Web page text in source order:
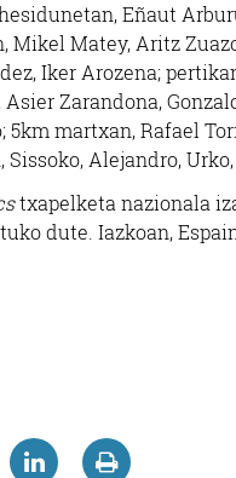
Eñaut
Mikel Matey, Aritz
Iker Arozena;
Zarandona,
martxan, Rafael
Alejandro, Urko,
txapelketa nazionala
dute. Iazkoan,